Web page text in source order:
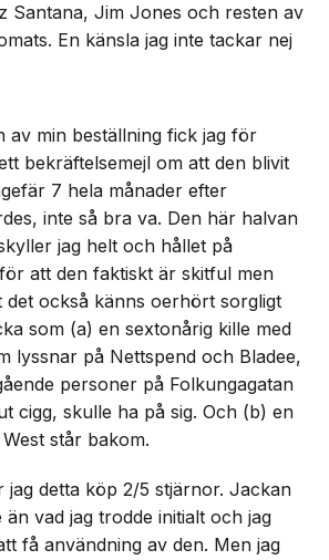
Santana, Jim Jones och resten av
En känsla jag inte tackar nej
av min beställning fick jag för
bekräftelsemejl om att den blivit
7 hela månader efter
inte så bra va. Den här halvan
jag helt och hållet på
att den faktiskt är skitful men
också känns oerhört sorgligt
som (a) en sextonårig kille med
lyssnar på Nettspend och Bladee,
personer på Folkungagatan
cigg, skulle ha på sig. Och (b) en
står bakom.
jag detta köp 2/5 stjärnor. Jackan
vad jag trodde initialt och jag
få användning av den. Men jag